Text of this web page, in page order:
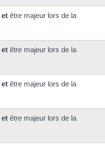
et être majeur lors de la
et être majeur lors de la
et être majeur lors de la
et être majeur lors de la